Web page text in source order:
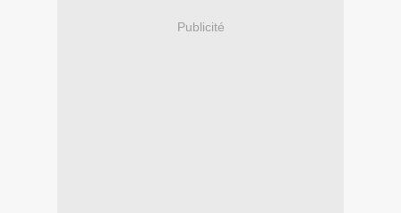
Publicité